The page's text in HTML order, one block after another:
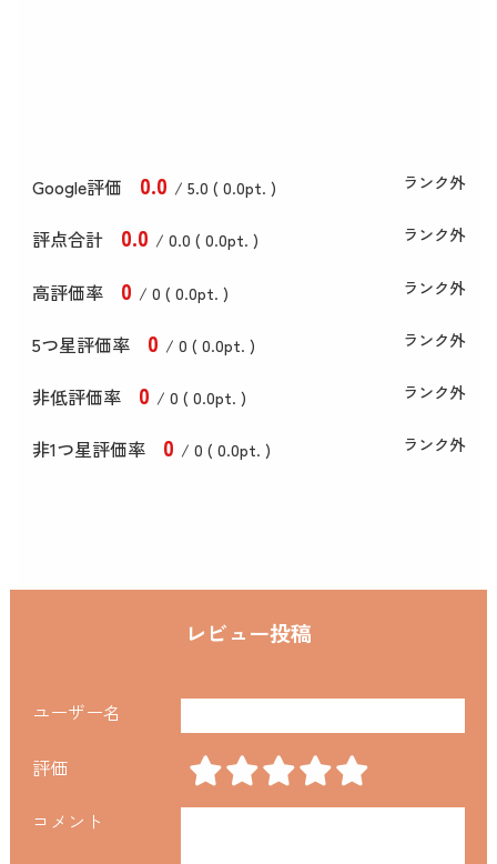
Google評価 0.0 / 5.0 ( 0.0pt. ) ランク外
評点合計 0.0 / 0.0 ( 0.0pt. ) ランク外
高評価率 0 / 0 ( 0.0pt. ) ランク外
5つ星評価率 0 / 0 ( 0.0pt. ) ランク外
非低評価率 0 / 0 ( 0.0pt. ) ランク外
非1つ星評価率 0 / 0 ( 0.0pt. ) ランク外
レビュー投稿
ユーザー名
評価
コメント